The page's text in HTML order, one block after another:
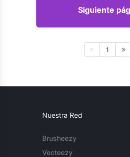
Siguiente
1
Nuestra Red
Brusheezy
Vecteezy